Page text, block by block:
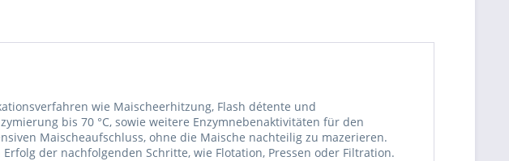
wie Maischeerhitzung, Flash détente und
bis 70 °C, sowie weitere Enzymnebenaktivitäten für den
Maischeaufschluss, ohne die Maische nachteilig zu mazerieren.
der nachfolgenden Schritte, wie Flotation, Pressen oder Filtration.